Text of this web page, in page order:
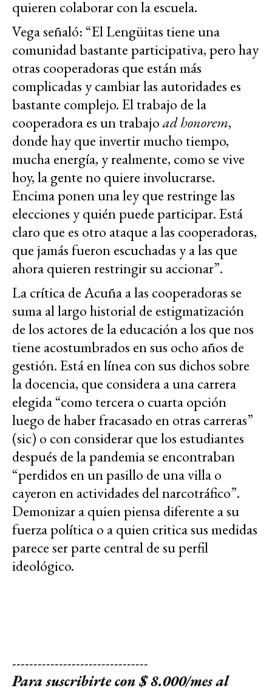
quieren colaborar con la escuela.
Vega señaló: “El Lengüitas tiene una
comunidad bastante participativa, pero hay
otras cooperadoras que están más
complicadas y cambiar las autoridades es
bastante complejo. El trabajo de la
cooperadora es un trabajoad honorem,
donde hay que invertir mucho tiempo,
mucha energía, y realmente, como se vive
hoy, la gente no quiere involucrarse.
Encima ponen una ley que restringe las
elecciones y quién puede participar. Está
claro que es otro ataque a las cooperadoras,
que jamás fueron escuchadas y a las que
ahora quieren restringir su accionar”.
La crítica de Acuña a las cooperadoras se
suma al largo historial de estigmatización
de los actores de la educación a los que nos
tiene acostumbrados en sus ocho años de
gestión. Está en línea con sus dichos sobre
la docencia, que considera a una carrera
elegida “como tercera o cuarta opción
luego de haber fracasado en otras carreras”
(sic) o con considerar que los estudiantes
después de la pandemia se encontraban
“perdidos en un pasillo de una villa o
cayeron en actividades del narcotráfico”.
Demonizar a quien piensa diferente a su
fuerza política o a quien critica sus medidas
parece ser parte central de su perfil
ideológico.
--------------------------------
Para suscribirte con $ 8.000/mes al